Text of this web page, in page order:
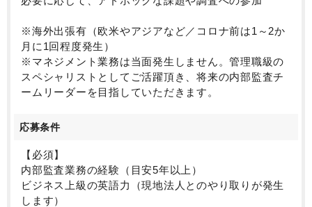
※海外出張有（欧米やアジアなど／コロナ前は1～2か
月に1回程度発生）
※マネジメント業務は当面発生しません。管理職級の
スペシャリストとしてご活躍頂き、将来の内部監査チ
ームリーダーを目指していただきます。
応募条件
【必須】
内部監査業務の経験（目安5年以上）
ビジネス上級の英語力（現地法人とのやり取りが発生
します）